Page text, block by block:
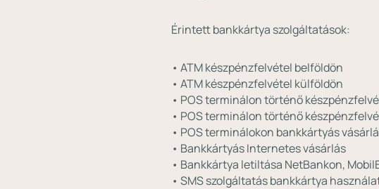
Érintett bankkártya szolgáltatások:
• ATM készpénzfelvétel belföldön
• ATM készpénzfelvétel külföldön
• POS terminálon történő
• POS terminálon történő
• POS terminálokon bankkártyás
• Bankkártyás Internetes vásárlás
• Bankkártya letiltása NetBankon,
• SMS szolgáltatás bankkártya